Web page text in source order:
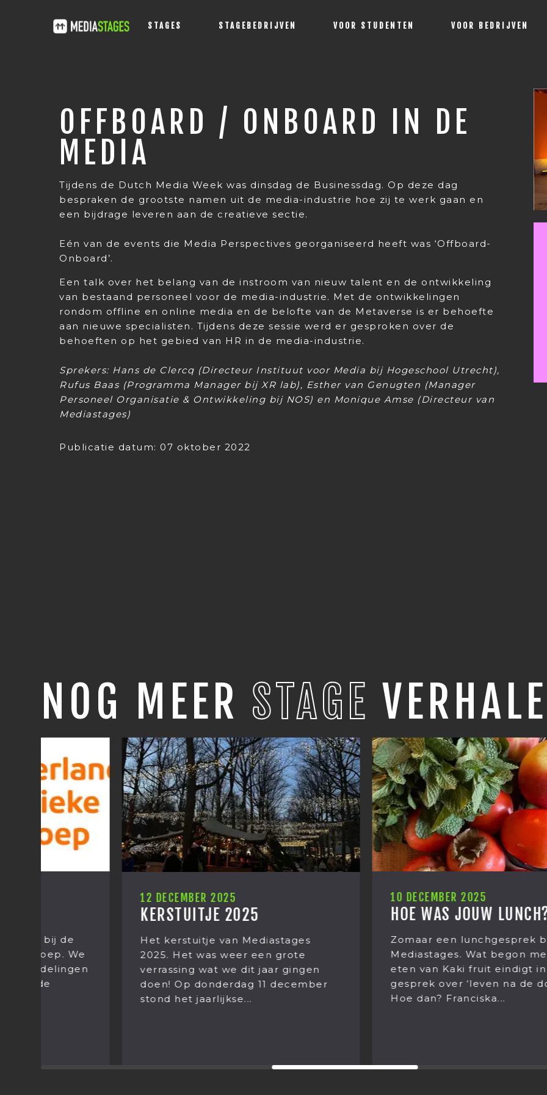
STAGES STAGEBEDRIJVEN VOOR STUDENTEN VOOR BEDRIJVEN
OFFBOARD / ONBOARD IN DE
MEDIA
Tijdens de Dutch Media Week was dinsdag de Businessdag. Op deze dag
bespraken de grootste namen uit de media-industrie hoe zij te werk gaan en
een bijdrage leveren aan de creatieve sectie.
Eén van de events die Media Perspectives georganiseerd heeft was ‘Offboard-
Onboard’.
Een talk over het belang van de instroom van nieuw talent en de ontwikkeling
van bestaand personeel voor de media-industrie. Met de ontwikkelingen
rondom offline en online media en de belofte van de Metaverse is er behoefte
aan nieuwe specialisten. Tijdens deze sessie werd er gesproken over de
behoeften op het gebied van HR in de media-industrie.
Sprekers: Hans de Clercq (Directeur Instituut voor Media bij Hogeschool Utrecht),
Rufus Baas (Programma Manager bij XR lab), Esther van Genugten (Manager
Personeel Organisatie & Ontwikkeling bij NOS) en Monique Amse (Directeur van
Mediastages)
Publicatie datum: 07 oktober 2022
NOG MEER STAGE
12 DECEMBER 2025
KERSTUITJE 2025
Het kerstuitje van Mediastages
2025. Het was weer een grote
verrassing wat we dit jaar gingen
doen! Op donderdag 11 december
stond het jaarlijkse...
10 DECEMBER 2025
HOE WAS JOUW LUNCH?
Zomaar een lunchgesprek bij
Mediastages. Wat begon met het
eten van Kaki fruit eindigt in een
gesprek over ‘leven na de dood’.
Hoe dan? Franciska...